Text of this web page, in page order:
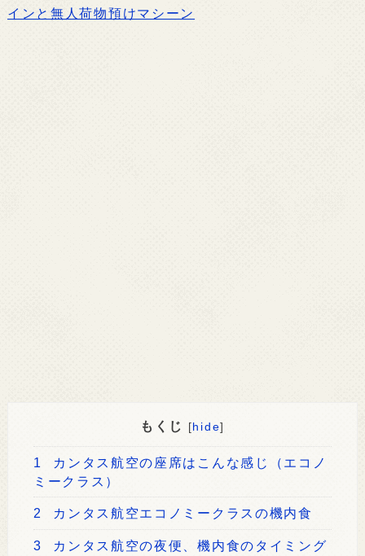
インと無人荷物預けマシーン
もくじ [hide]
1
カンタス航空の座席はこんな感じ（エコノ
ミークラス）
2 カンタス航空エコノミークラスの機内食
3
カンタス航空の夜便、機内食のタイミング